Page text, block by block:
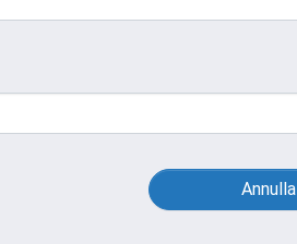
Annulla